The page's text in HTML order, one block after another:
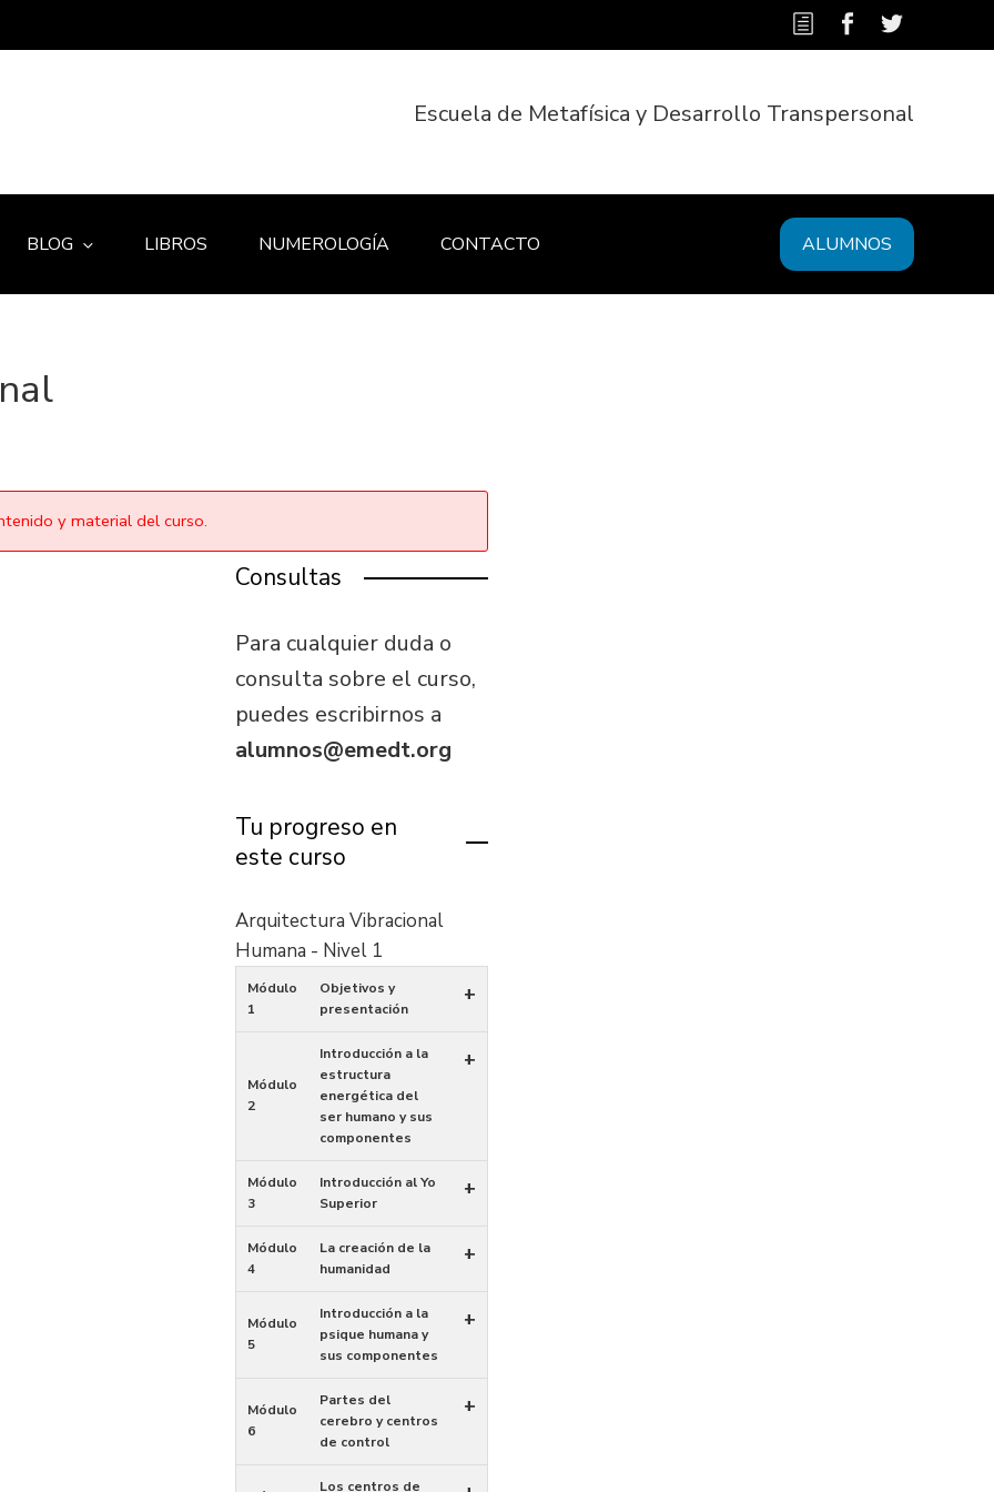
Escuela de Metafísica y Desarrollo Transpersonal
BLOG LIBROS NUMEROLOGÍA CONTACTO ALUMNOS
y material del curso.
Consultas
Para cualquier duda o
consulta sobre el curso,
puedes escribirnos a
alumnos@emedt.org
Tu progreso en
este curso
Arquitectura Vibracional
Humana - Nivel 1
Módulo
1
Objetivos y
presentación
+
Módulo
2
Introducción a la
estructura
energética del
ser humano y sus
componentes
+
Módulo
3
Introducción al Yo
Superior
+
Módulo
4
La creación de la
humanidad
+
Módulo
5
Introducción a la
psique humana y
sus componentes
+
Módulo
6
Partes del
cerebro y centros
de control
+
Los centros de